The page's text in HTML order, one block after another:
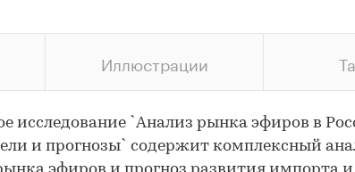
Иллюстрации
исследование `Анализ рынка эфиров в
и прогнозы` содержит комплексный